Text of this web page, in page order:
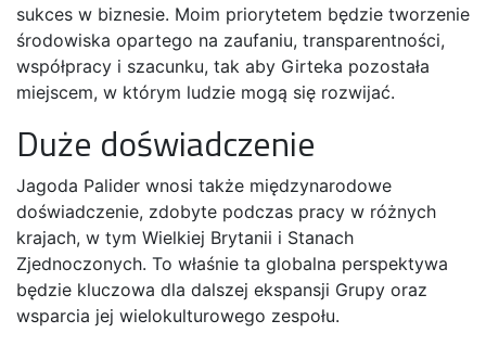
sukces w biznesie. Moim priorytetem będzie tworzenie
środowiska opartego na zaufaniu, transparentności,
współpracy i szacunku, tak aby Girteka pozostała
miejscem, w którym ludzie mogą się rozwijać.
Duże doświadczenie
Jagoda Palider wnosi także międzynarodowe
doświadczenie, zdobyte podczas pracy w różnych
krajach, w tym Wielkiej Brytanii i Stanach
Zjednoczonych. To właśnie ta globalna perspektywa
będzie kluczowa dla dalszej ekspansji Grupy oraz
wsparcia jej wielokulturowego zespołu.